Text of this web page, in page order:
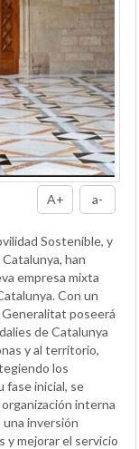
A+ a-
Sostenible, y
han
empresa mixta
Con un
Generalitat poseerá
de Catalunya
y al territorio,
los
fase inicial, se
interna
inversión
y mejorar el servicio